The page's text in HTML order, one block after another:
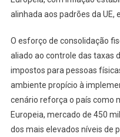
alinhada aos padrões da UE,
O esforço de consolidação
aliado ao controle das taxas
impostos para pessoas
ambiente propício à
cenário reforça o país como
Europeia, mercado de 450
dos mais elevados níveis de